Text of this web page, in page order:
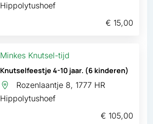
Hippolytushoef
€ 15,00
Knutselfeestje 4-10 jaar. (6 kinderen)
Minkes Knutsel-tijd
Rozenlaantje 8, 1777 HR
Hippolytushoef
€ 105,00